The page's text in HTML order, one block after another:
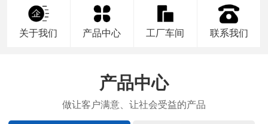
关于我们 产品中心 工厂车间 联系我们
产品中心